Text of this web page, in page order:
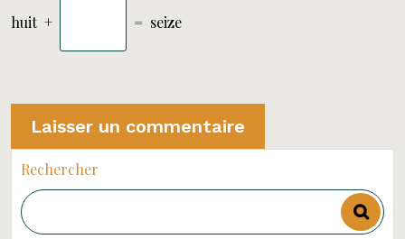
huit + = seize
Rechercher